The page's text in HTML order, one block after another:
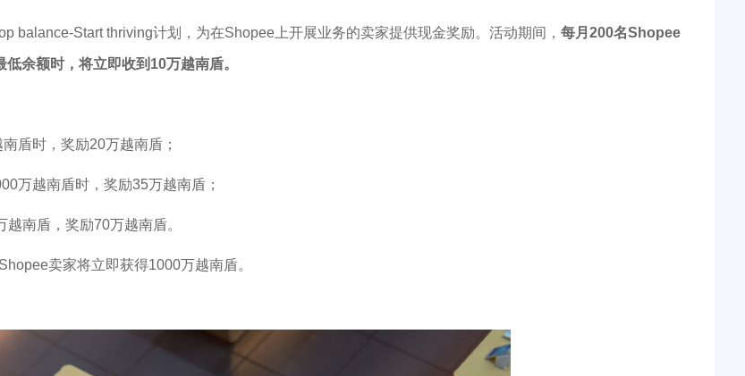
balance-Start thriving计划，为在Shopee上开展业务的卖家提供现金奖励。活动期间，每月200名Shopee
余额时，将立即收到10万越南盾。
盾时，奖励20万越南盾；
万越南盾时，奖励35万越南盾；
南盾，奖励70万越南盾。
卖家将立即获得1000万越南盾。